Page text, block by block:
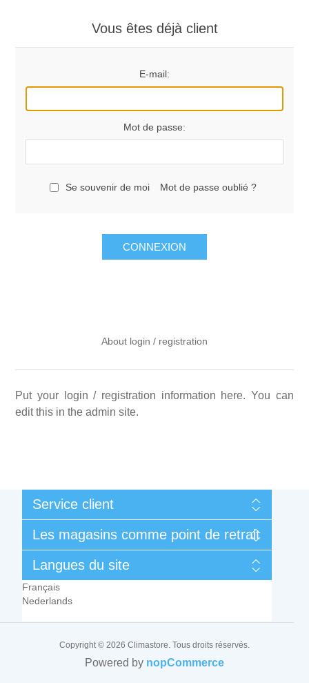
Vous êtes déjà client
E-mail:
Mot de passe:
Se souvenir de moi Mot de passe oublié ?
CONNEXION
About login / registration
Put your login / registration information here. You can
edit this in the admin site.
Service client
Mes commandes
Conditions générales de vente et de garantie
Contactez-nous
Les magasins comme point de retrait
Rue des Technologies 3
B-4432 Alleur (Belgique)
Email :support@climastore.be
Lundi à Jeudi
7h00 à 12h00 et 13h00 à 17h30
Langues du site
Français
Nederlands
Copyright © 2026 Climastore. Tous droits réservés.
Powered by nopCommerce